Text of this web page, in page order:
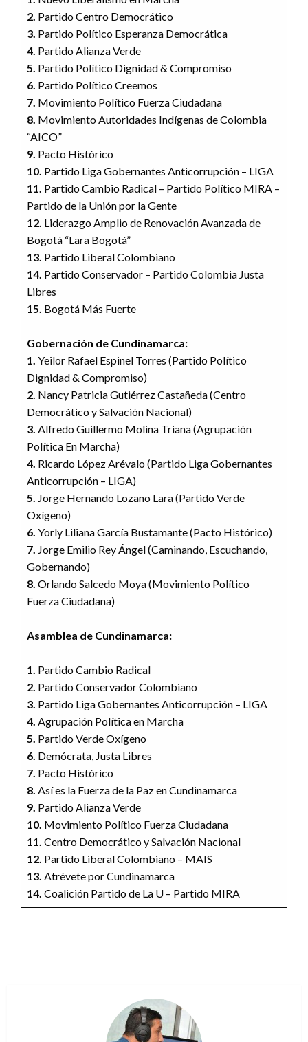
2. Partido Centro Democrático
3. Partido Político Esperanza Democrática
4. Partido Alianza Verde
5. Partido Político Dignidad & Compromiso
6. Partido Político Creemos
7. Movimiento Político Fuerza Ciudadana
8. Movimiento Autoridades Indígenas de Colombia
“AICO”
9. Pacto Histórico
10. Partido Liga Gobernantes Anticorrupción – LIGA
11. Partido Cambio Radical – Partido Político MIRA –
Partido de la Unión por la Gente
12. Liderazgo Amplio de Renovación Avanzada de
Bogotá “Lara Bogotá”
13. Partido Liberal Colombiano
14. Partido Conservador – Partido Colombia Justa
Libres
15. Bogotá Más Fuerte
Gobernación de Cundinamarca:
1. Yeilor Rafael Espinel Torres (Partido Político
Dignidad & Compromiso)
2. Nancy Patricia Gutiérrez Castañeda (Centro
Democrático y Salvación Nacional)
3. Alfredo Guillermo Molina Triana (Agrupación
Política En Marcha)
4. Ricardo López Arévalo (Partido Liga Gobernantes
Anticorrupción – LIGA)
5. Jorge Hernando Lozano Lara (Partido Verde
Oxígeno)
6. Yorly Liliana García Bustamante (Pacto Histórico)
7. Jorge Emilio Rey Ángel (Caminando, Escuchando,
Gobernando)
8. Orlando Salcedo Moya (Movimiento Político
Fuerza Ciudadana)
Asamblea de Cundinamarca:
1. Partido Cambio Radical
2. Partido Conservador Colombiano
3. Partido Liga Gobernantes Anticorrupción – LIGA
4. Agrupación Política en Marcha
5. Partido Verde Oxígeno
6. Demócrata, Justa Libres
7. Pacto Histórico
8. Así es la Fuerza de la Paz en Cundinamarca
9. Partido Alianza Verde
10. Movimiento Político Fuerza Ciudadana
11. Centro Democrático y Salvación Nacional
12. Partido Liberal Colombiano – MAIS
13. Atrévete por Cundinamarca
14. Coalición Partido de La U – Partido MIRA